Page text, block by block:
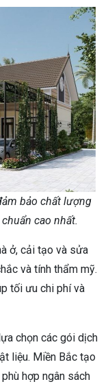
bảo chất lượng
cao nhất.
ở, cải tạo và sửa
và tính thẩm mỹ.
tối ưu chi phí và
chọn các gói dịch
liệu. Miền Bắc tạo
hợp ngân sách